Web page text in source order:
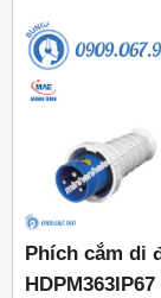
Phích cắm di
HDPM363IP67